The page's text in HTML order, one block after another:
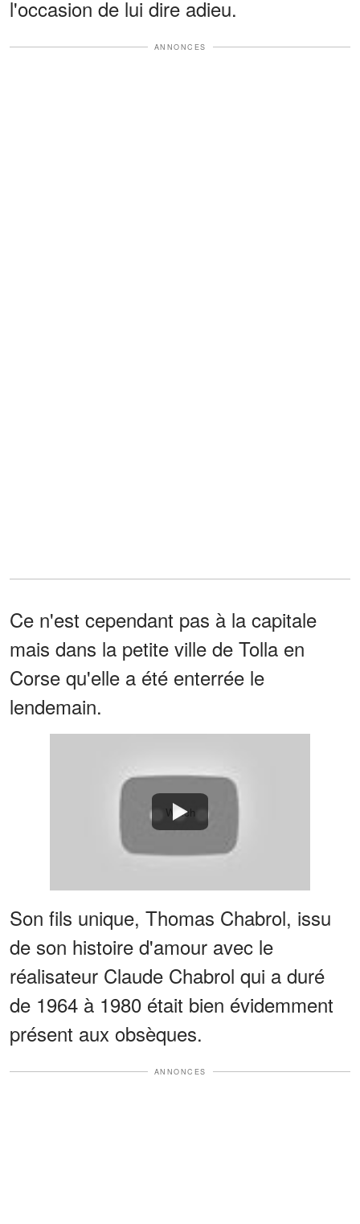
l'occasion de lui dire adieu.
ANNONCES
Ce n'est cependant pas à la capitale
mais dans la petite ville de Tolla en
Corse qu'elle a été enterrée le
lendemain.
Watch
Son fils unique, Thomas Chabrol, issu
de son histoire d'amour avec le
réalisateur Claude Chabrol qui a duré
de 1964 à 1980 était bien évidemment
présent aux obsèques.
ANNONCES